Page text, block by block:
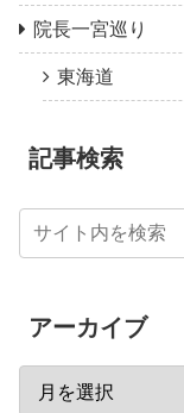
院長一宮巡り
東海道
記事検索
アーカイブ